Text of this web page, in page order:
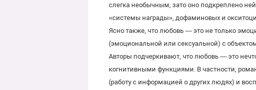
слегка необычным, зато оно подкреплено
«системы награды», дофаминовых и
Ясно также, что любовь — это не только
(эмоциональной или сексуальной) с
Авторы подчеркивают, что любовь — это
когнитивными функциями. В частности,
(работу с информацией о других людях) и